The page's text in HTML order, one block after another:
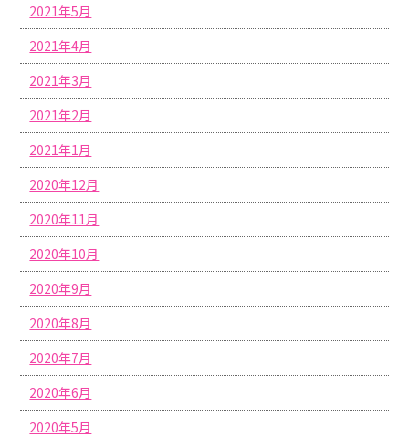
2021年5月
2021年4月
2021年3月
2021年2月
2021年1月
2020年12月
2020年11月
2020年10月
2020年9月
2020年8月
2020年7月
2020年6月
2020年5月